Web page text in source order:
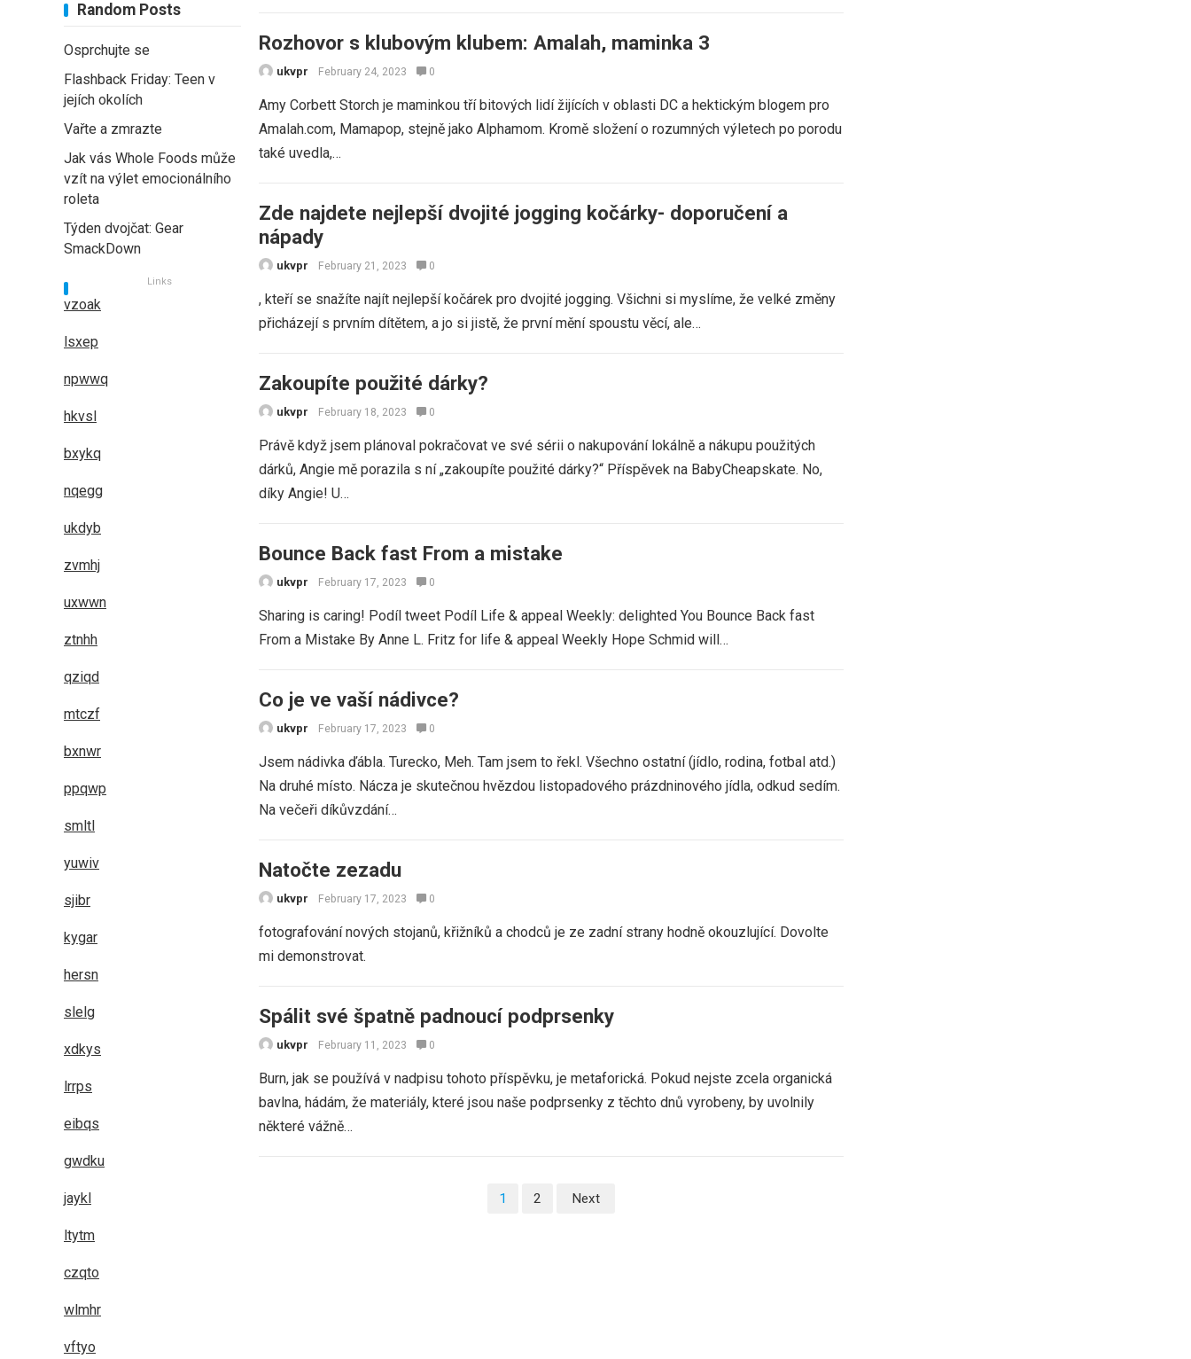
Rozhovor s klubovým klubem: Amalah, maminka 3
ukvpr February 24, 2023 0
Amy Corbett Storch je maminkou tří bitových lidí žijících v oblasti DC a hektickým blogem pro
Amalah.com, Mamapop, stejně jako Alphamom. Kromě složení o rozumných výletech po porodu
také uvedla,…
Zde najdete nejlepší dvojité jogging kočárky- doporučení a
nápady
ukvpr February 21, 2023 0
, kteří se snažíte najít nejlepší kočárek pro dvojité jogging. Všichni si myslíme, že velké změny
přicházejí s prvním dítětem, a jo si jistě, že první mění spoustu věcí, ale…
Zakoupíte použité dárky?
ukvpr February 18, 2023 0
Právě když jsem plánoval pokračovat ve své sérii o nakupování lokálně a nákupu použitých
dárků, Angie mě porazila s ní „zakoupíte použité dárky?“ Příspěvek na BabyCheapskate. No,
díky Angie! U…
Bounce Back fast From a mistake
ukvpr February 17, 2023 0
Sharing is caring! Podíl tweet Podíl Life & appeal Weekly: delighted You Bounce Back fast
From a Mistake By Anne L. Fritz for life & appeal Weekly Hope Schmid will…
Co je ve vaší nádivce?
ukvpr February 17, 2023 0
Jsem nádivka ďábla. Turecko, Meh. Tam jsem to řekl. Všechno ostatní (jídlo, rodina, fotbal atd.)
Na druhé místo. Nácza je skutečnou hvězdou listopadového prázdninového jídla, odkud sedím.
Na večeři díkůvzdání…
Natočte zezadu
ukvpr February 17, 2023 0
fotografování nových stojanů, křižníků a chodců je ze zadní strany hodně okouzlující. Dovolte
mi demonstrovat.
Spálit své špatně padnoucí podprsenky
ukvpr February 11, 2023 0
Burn, jak se používá v nadpisu tohoto příspěvku, je metaforická. Pokud nejste zcela organická
bavlna, hádám, že materiály, které jsou naše podprsenky z těchto dnů vyrobeny, by uvolnily
některé vážně…
1 2 Next
Random Posts
Osprchujte se
Flashback Friday: Teen v
jejích okolích
Vařte a zmrazte
Jak vás Whole Foods může
vzít na výlet emocionálního
roleta
Týden dvojčat: Gear
SmackDown
Links
vzoak
lsxep
npwwq
hkvsl
bxykq
nqegg
ukdyb
zvmhj
uxwwn
ztnhh
qziqd
mtczf
bxnwr
ppqwp
smltl
yuwiv
sjibr
kygar
hersn
slelg
xdkys
lrrps
eibqs
gwdku
jaykl
ltytm
czqto
wlmhr
vftyo